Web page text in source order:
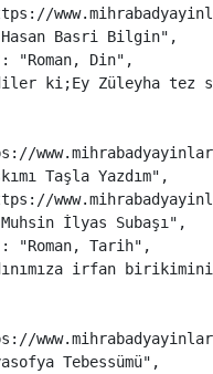
Hasan Basri Bilgin" ,
: "Roman, Din" ,
ki;Ey Züleyha tez
Taşla Yazdım" ,
Muhsin İlyas Subaşı " ,
: "Roman, Tarih" ,
irfan
Tebessümü" ,